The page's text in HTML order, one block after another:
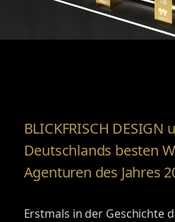
BLICKFRISCH DESIGN
Deutschlands besten
Agenturen des Jahres
Erstmals in der Geschichte